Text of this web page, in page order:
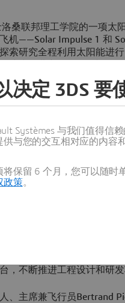
桑联邦理工学院的一项太
机——Solar Impulse 1 和
索研究全程利用太阳能进
继续推进这一使命，并最
用达索系统的
和试验，已于今年4月9日
计过程中，团队面临着各
，以及采用新材料来满足
求，工程师需要设计出安
和管理工具。该团队从
帮助他们顺利实施开发流
始人、CEO兼飞行员André
者们不断超越飞行技术的
到热气球旅行再到太空探索
的使命，我们秉承了这种
，不断推进工程设计和研
、主席兼飞行员Bertrand
决定 3DS 要
Systèmes 与我们值得信
供与您的交互相对应的内容
将保留 6 个月，您可以随时
政策。